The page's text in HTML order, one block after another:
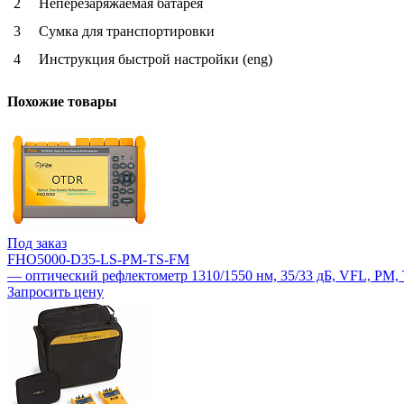
2
Неперезаряжаемая батарея
3
Сумка для транспортировки
4
Инструкция быстрой настройки (eng)
Похожие товары
Под заказ
FHO5000-D35-LS-PM-TS-FM
— оптический рефлектометр 1310/1550 нм, 35/33 дБ, VFL, PM,
Запросить цену